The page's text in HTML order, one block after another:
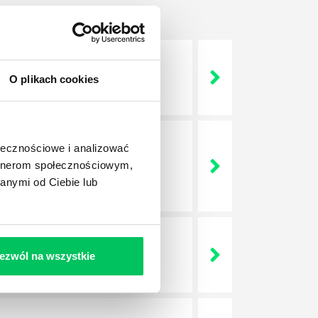
O plikach cookies
i analizować
społecznościowym,
od Ciebie lub
na wszystkie
Od kiedy ich
jest w niej także dokładnie
wygląda? Czy z
Kogo w zasadzie